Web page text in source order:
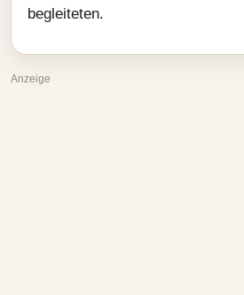
begleiteten.
Anzeige